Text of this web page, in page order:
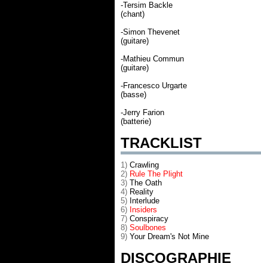
-Tersim Backle
(chant)
-Simon Thevenet
(guitare)
-Mathieu Commun
(guitare)
-Francesco Urgarte
(basse)
-Jerry Farion
(batterie)
TRACKLIST
1) Crawling
2) Rule The Plight
3) The Oath
4) Reality
5) Interlude
6) Insiders
7) Conspiracy
8) Soulbones
9) Your Dream's Not Mine
DISCOGRAPHIE